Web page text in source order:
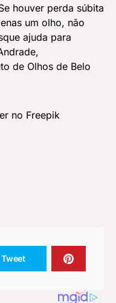
houver perda súbita
um olho, não
ajuda para
de Olhos de Belo
no Freepik
Tweet